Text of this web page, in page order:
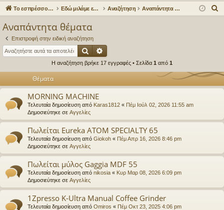
γο
συ
Συ
ις
δε ρα
Το εσπρέσσο στα ηλεκτρονικά! Εδώ μιλάμε ελεύθερα για τον καφέ! Αναζήτηση Αναπάντητα θέματα
η
σ
Αναπάντητα θέματα
Επιστροφή στην ειδική αναζήτηση
Αναζήτηση
Η αναζήτηση βρήκε 17 εγγραφές • Σελίδα 1 από 1
Θέματα
MORNING MACHINE
Τελευταία δημοσίευση από Karas1812 « Πέμ Ιούλ 02, 2026 11:55 am
Δημοσιεύτηκε σε Αγγελίες
Πωλείται Eureka ATOM SPECIALTY 65
Τελευταία δημοσίευση από Giokoh « Πέμ Απρ 16, 2026 8:46 pm
Δημοσιεύτηκε σε Αγγελίες
Πωλείται μύλος Gaggia MDF 55
Τελευταία δημοσίευση από nikosia « Κυρ Μαρ 08, 2026 6:09 pm
Δημοσιεύτηκε σε Αγγελίες
1Zpresso K-Ultra Manual Coffee Grinder
Τελευταία δημοσίευση από Omiros « Πέμ Οκτ 23, 2025 4:06 pm